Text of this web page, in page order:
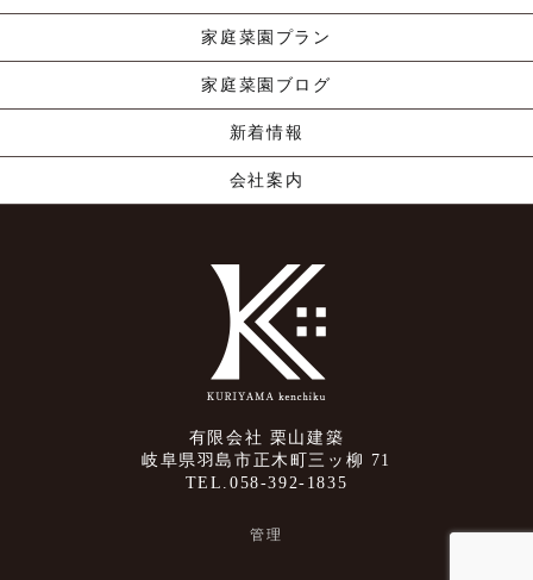
家庭菜園プラン
家庭菜園ブログ
新着情報
会社案内
有限会社 栗山建築
岐阜県羽島市正木町三ッ柳 71
TEL.058-392-1835
管理